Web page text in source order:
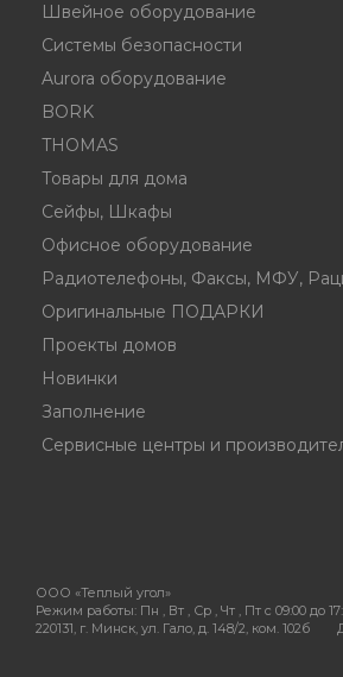
Швейное оборудование
Системы безопасности
Aurora оборудование
BORK
THOMAS
Товары для дома
Сейфы, Шкафы
Офисное оборудование
Радиотелефоны, Факсы, МФУ,
Оригинальные ПОДАРКИ
Проекты домов
Новинки
Заполнение
Сервисные центры и
ООО «Теплый угол»
Режим работы: Пн , Вт , Ср , Чт , Пт c 09:00 до
220131, г. Минск, ул. Гало, д. 148/2, ком. 102б